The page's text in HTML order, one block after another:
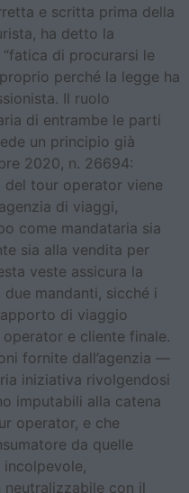
e scritta prima della
ha detto la
di procurarsi le
perché la legge ha
Il ruolo
di entrambe le parti
un principio già
2020, n. 26694:
tour operator viene
di viaggi,
come mandataria sia
sia alla vendita per
veste assicura la
mandanti, sicché i
di viaggio
e cliente finale.
fornite dall’agenzia —
iniziativa rivolgendosi
imputabili alla catena
operator, e che
da quelle
con il